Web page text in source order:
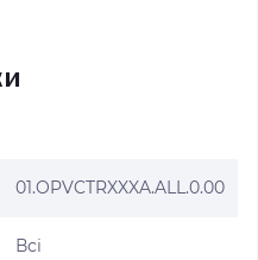
01.OPVCTRXXXA.ALL.0.00
Всі